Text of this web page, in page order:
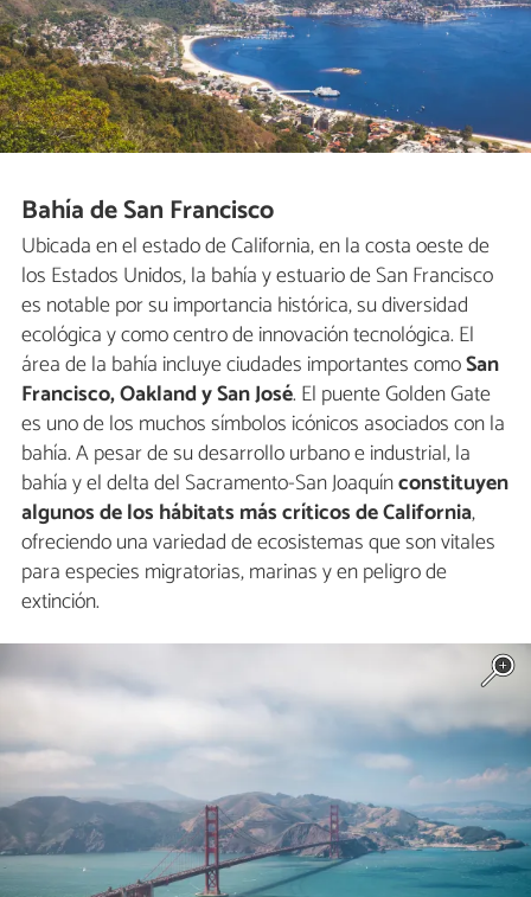
Bahía de San Francisco
Ubicada en el estado de California, en la costa oeste de
los Estados Unidos, la bahía y estuario de San Francisco
es notable por su importancia histórica, su diversidad
ecológica y como centro de innovación tecnológica. El
área de la bahía incluye ciudades importantes comoSan
Francisco, Oakland y San José. El puente Golden Gate
es uno de los muchos símbolos icónicos asociados con la
bahía. A pesar de su desarrollo urbano e industrial, la
bahía y el delta del Sacramento-San Joaquínconstituyen
algunos de los hábitats más críticos de California,
ofreciendo una variedad de ecosistemas que son vitales
para especies migratorias, marinas y en peligro de
extinción.